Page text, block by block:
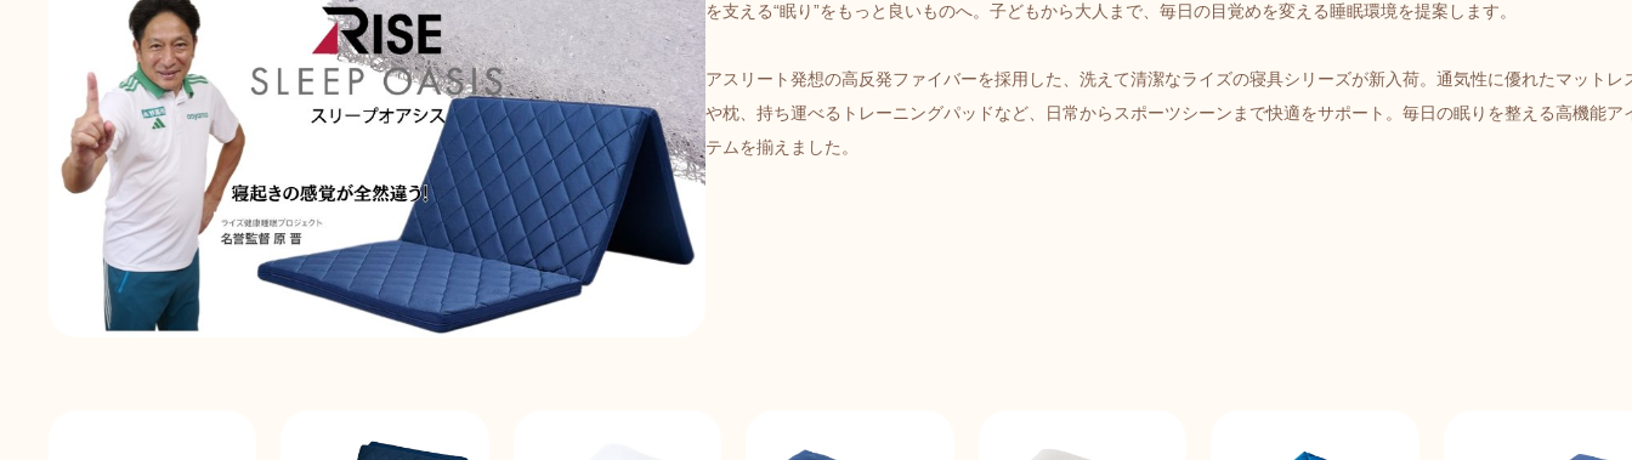
を支える“眠り”をもっと良いものへ。子どもから大人まで、毎日の目覚めを変える睡眠環境を提案します。
アスリート発想の高反発ファイバーを採用した、洗えて清潔なライズの寝具シリーズが新入荷。通気性に優れたマットレ
や枕、持ち運べるトレーニングパッドなど、日常からスポーツシーンまで快適をサポート。毎日の眠りを整える高機能ア
テムを揃えました。